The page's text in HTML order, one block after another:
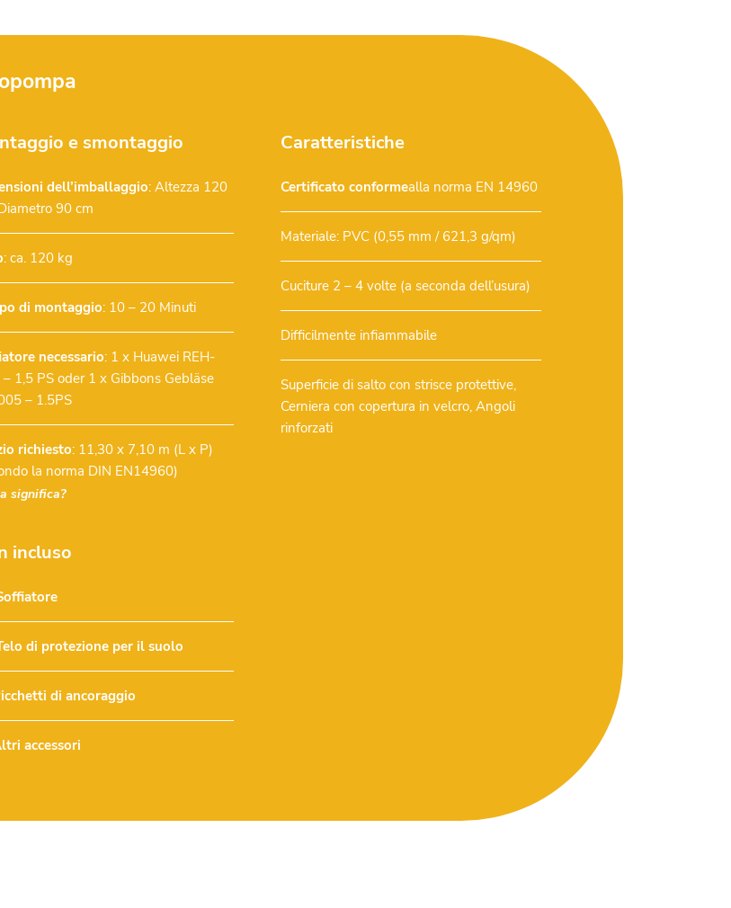
e smontaggio
dell’imballaggio: Altezza 120
90 cm
: ca. 120 kg
di montaggio: 10 – 20 Minuti
necessario: 1 x Huawei REH-
– 1,5 PS oder 1 x Gibbons Gebläse
– 1.5PS
richiesto: 11,30 x 7,10 m (L x P)
la norma DIN EN14960)
significa?
Caratteristiche
Certificato conformealla norma EN 14960
Materiale: PVC (0,55 mm / 621,3 g/qm)
Cuciture 2 – 4 volte (a seconda dell’usura)
Difficilmente infiammabile
Superficie di salto con strisce protettive,
Cerniera con copertura in velcro, Angoli
rinforzati
incluso
di protezione per il suolo
di ancoraggio
accessori